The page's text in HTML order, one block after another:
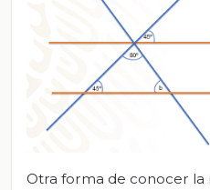
Otra forma de conocer la